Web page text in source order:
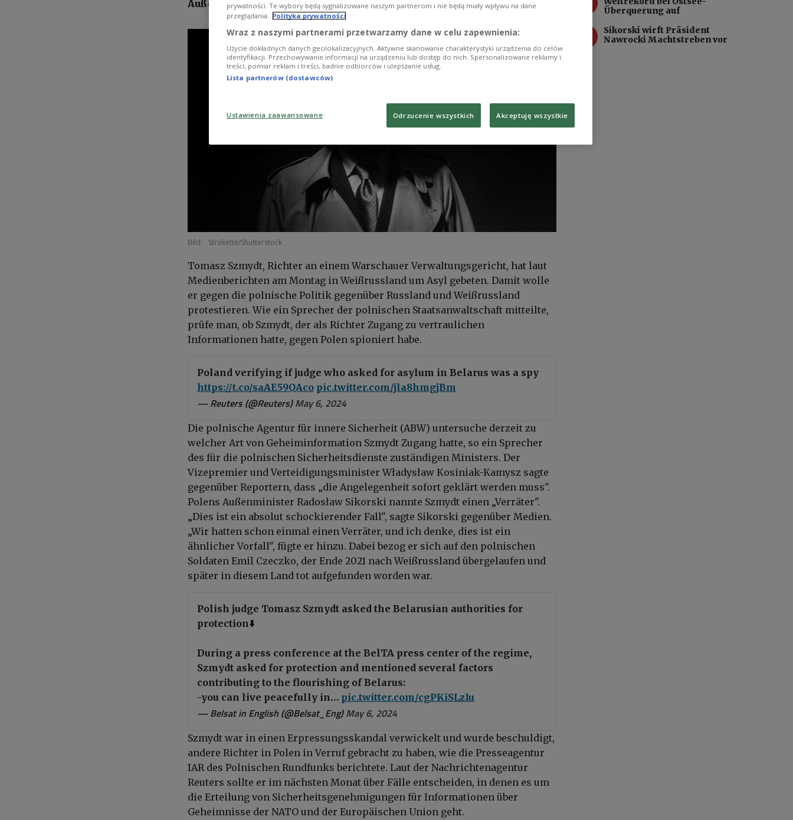
Außenminister zufolge handelt es sich um einen „Verräter".
Bild: Strokette/Shutterstock
Tomasz Szmydt, Richter an einem Warschauer Verwaltungsgericht, hat laut
Medienberichten am Montag in Weißrussland um Asyl gebeten. Damit wolle
er gegen die polnische Politik gegenüber Russland und Weißrussland
protestieren. Wie ein Sprecher der polnischen Staatsanwaltschaft mitteilte,
prüfe man, ob Szmydt, der als Richter Zugang zu vertraulichen
Informationen hatte, gegen Polen spioniert habe.
Poland verifying if judge who asked for asylum in Belarus was a spy
https://t.co/saAE59QAco pic.twitter.com/jla8hmgjBm
— Reuters (@Reuters)May 6, 2024
Die polnische Agentur für innere Sicherheit (ABW) untersuche derzeit zu
welcher Art von Geheiminformation Szmydt Zugang hatte, so ein Sprecher
des für die polnischen Sicherheitsdienste zuständigen Ministers. Der
Vizepremier und Verteidigungsminister Władysław Kosiniak-Kamysz sagte
gegenüber Reportern, dass „die Angelegenheit sofort geklärt werden muss".
Polens Außenminister Radosław Sikorski nannte Szmydt einen „Verräter".
„Dies ist ein absolut schockierender Fall", sagte Sikorski gegenüber Medien.
„Wir hatten schon einmal einen Verräter, und ich denke, dies ist ein
ähnlicher Vorfall", fügte er hinzu. Dabei bezog er sich auf den polnischen
Soldaten Emil Czeczko, der Ende 2021 nach Weißrussland übergelaufen und
später in diesem Land tot aufgefunden worden war.
Polish judge Tomasz Szmydt asked the Belarusian authorities for
protection⬇️
During a press conference at the BelTA press center of the regime,
Szmydt asked for protection and mentioned several factors
contributing to the flourishing of Belarus:
-you can live peacefully in… pic.twitter.com/cgPKiSLzIu
— Belsat in English (@Belsat_Eng)May 6, 2024
Szmydt war in einen Erpressungsskandal verwickelt und wurde beschuldigt,
andere Richter in Polen in Verruf gebracht zu haben, wie die Presseagentur
IAR des Polnischen Rundfunks berichtete. Laut der Nachrichtenagentur
Reuters sollte er im nächsten Monat über Fälle entscheiden, in denen es um
die Erteilung von Sicherheitsgenehmigungen für Informationen über
Geheimnisse der NATO und der Europäischen Union geht.
Überquerung auf
Sikorski wirft Präsident
Nawrocki Machtstreben vor
prywatności. Te wybory będą sygnalizowane naszym partnerom i nie będą miały wpływu na dane
przeglądania.
Polityka prywatności
Wraz z naszymi partnerami przetwarzamy dane w celu zapewnienia:
Użycie dokładnych danych geolokalizacyjnych. Aktywne skanowanie charakterystyki urządzenia do celów
identyfikacji. Przechowywanie informacji na urządzeniu lub dostęp do nich. Spersonalizowane reklamy i
treści, pomiar reklam i treści, badnie odbiorców i ulepszanie usług.
Lista partnerów (dostawców)
Ustawienia zaawansowane Odrzucenie wszystkich Akceptuję wszystkie